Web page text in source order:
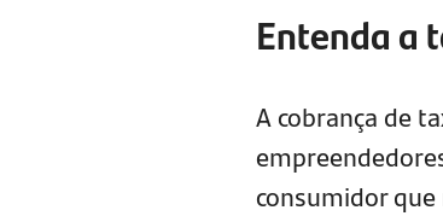
Entenda a
A cobrança de
consumidor